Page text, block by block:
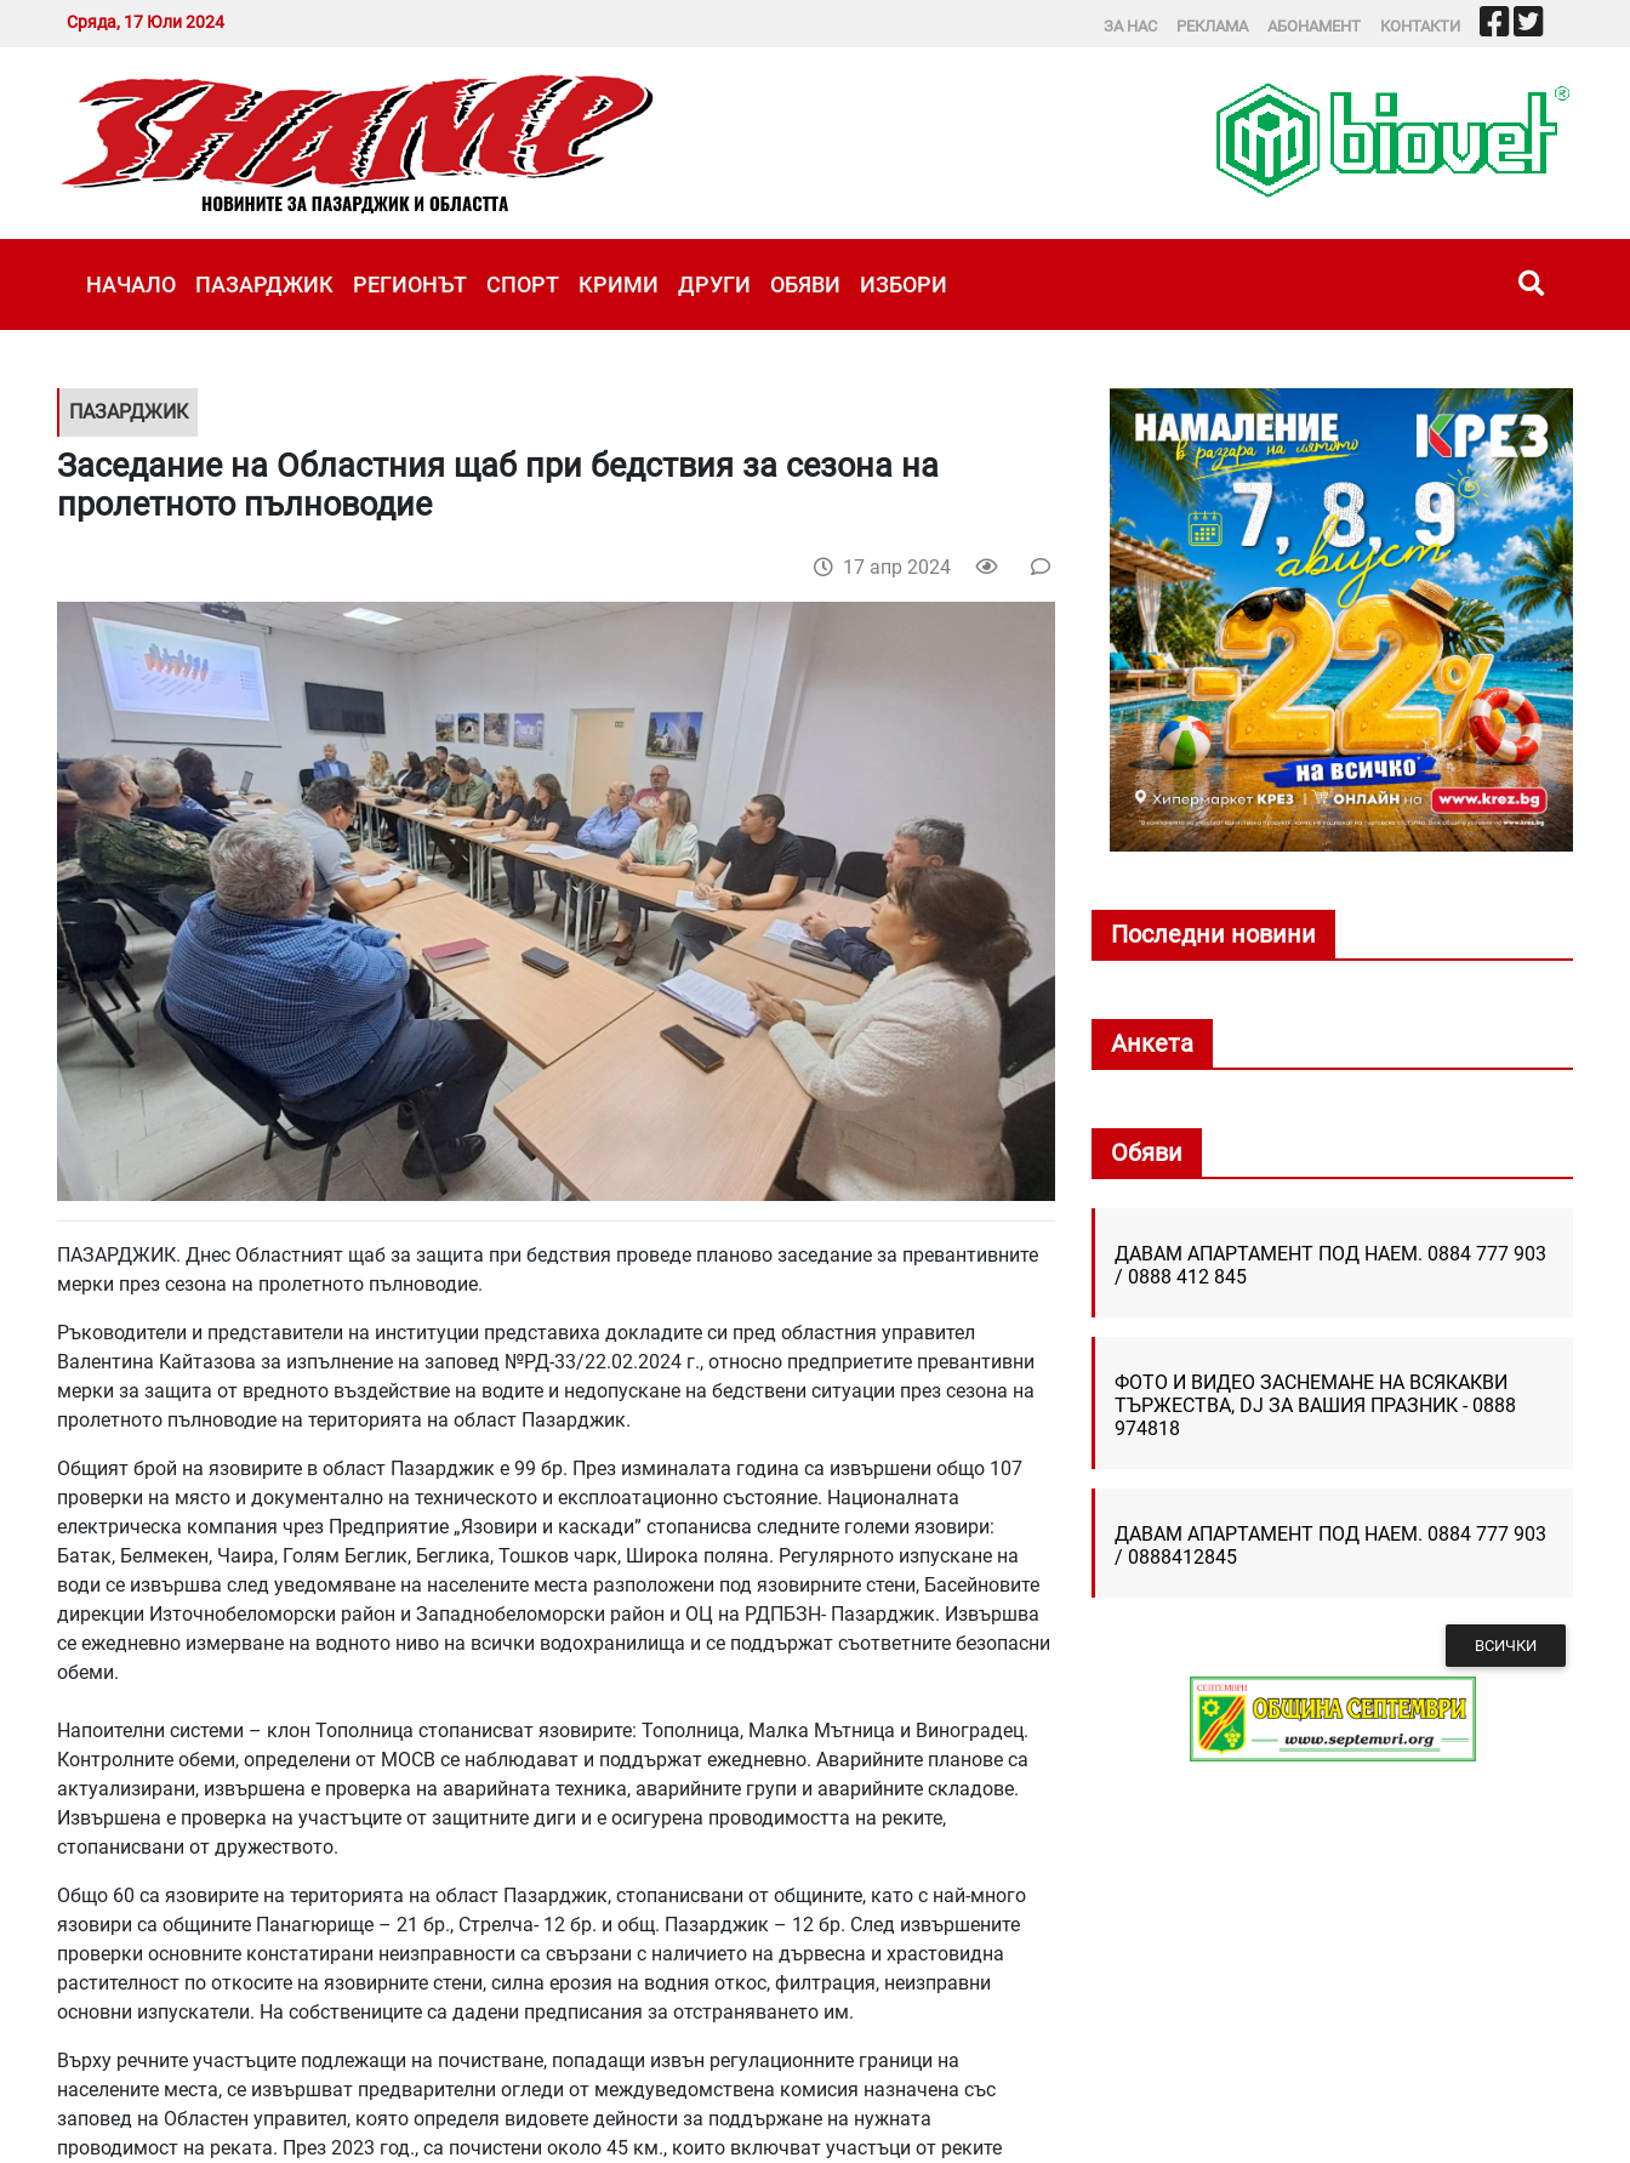
Сряда, 17 Юли 2024 ЗА НАС РЕКЛАМА АБОНАМЕНТ КОНТАКТИ
НАЧАЛО ПАЗАРДЖИК РЕГИОНЪТ СПОРТ КРИМИ ДРУГИ ОБЯВИ ИЗБОРИ
ПАЗАРДЖИК
Заседание на Областния щаб при бедствия за сезона на
пролетното пълноводие
17 апр 2024
ПАЗАРДЖИК. Днес Областният щаб за защита при бедствия проведе планово заседание за превантивните
мерки през сезона на пролетното пълноводие.
Ръководители и представители на институции представиха докладите си пред областния управител
Валентина Кайтазова за изпълнение на заповед №РД-33/22.02.2024 г., относно предприетите превантивни
мерки за защита от вредното въздействие на водите и недопускане на бедствени ситуации през сезона на
пролетното пълноводие на територията на област Пазарджик.
Общият брой на язовирите в област Пазарджик е 99 бр. През изминалата година са извършени общо 107
проверки на място и документално на техническото и експлоатационно състояние. Националната
електрическа компания чрез Предприятие „Язовири и каскади” стопанисва следните големи язовири:
Батак, Белмекен, Чаира, Голям Беглик, Беглика, Тошков чарк, Широка поляна. Регулярното изпускане на
води се извършва след уведомяване на населените места разположени под язовирните стени, Басейновите
дирекции Източнобеломорски район и Западнобеломорски район и ОЦ на РДПБЗН- Пазарджик. Извършва
се ежедневно измерване на водното ниво на всички водохранилища и се поддържат съответните безопасни
обеми.
Напоителни системи – клон Тополница стопанисват язовирите: Тополница, Малка Мътница и Виноградец.
Контролните обеми, определени от МОСВ се наблюдават и поддържат ежедневно. Аварийните планове са
актуализирани, извършена е проверка на аварийната техника, аварийните групи и аварийните складове.
Извършена е проверка на участъците от защитните диги и е осигурена проводимостта на реките,
стопанисвани от дружеството.
Общо 60 са язовирите на територията на област Пазарджик, стопанисвани от общините, като с най-много
язовири са общините Панагюрище – 21 бр., Стрелча- 12 бр. и общ. Пазарджик – 12 бр. След извършените
проверки основните констатирани неизправности са свързани с наличието на дървесна и храстовидна
растителност по откосите на язовирните стени, силна ерозия на водния откос, филтрация, неизправни
основни изпускатели. На собствениците са дадени предписания за отстраняването им.
Върху речните участъците подлежащи на почистване, попадащи извън регулационните граници на
населените места, се извършват предварителни огледи от междуведомствена комисия назначена със
заповед на Областен управител, която определя видовете дейности за поддържане на нужната
проводимост на реката. През 2023 год., са почистени около 45 км., които включват участъци от реките
Последни новини
Анкета
Обяви
ДАВАМ АПАРТАМЕНТ ПОД НАЕМ. 0884 777 903
/ 0888 412 845
ФОТО И ВИДЕО ЗАСНЕМАНЕ НА ВСЯКАКВИ
ТЪРЖЕСТВА, DJ ЗА ВАШИЯ ПРАЗНИК - 0888
974818
ДАВАМ АПАРТАМЕНТ ПОД НАЕМ. 0884 777 903
/ 0888412845
ВСИЧКИ